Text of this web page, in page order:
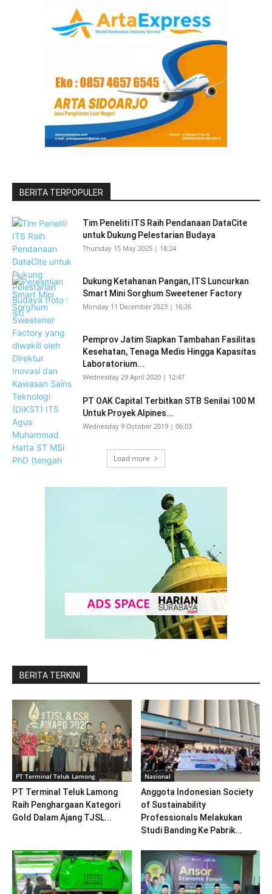
BERITA TERPOPULER
Tim Peneliti ITS Raih Pendanaan DataCite
untuk Dukung Pelestarian Budaya
Thursday 15 May 2025 | 18:24
Dukung Ketahanan Pangan, ITS Luncurkan
Smart Mini Sorghum Sweetener Factory
Monday 11 December 2023 | 16:26
Pemprov Jatim Siapkan Tambahan Fasilitas
Kesehatan, Tenaga Medis Hingga Kapasitas
Laboratorium...
Wednesday 29 April 2020 | 12:47
PT OAK Capital Terbitkan STB Senilai 100 M
Untuk Proyek Alpines...
Wednesday 9 October 2019 | 06:03
Load more
BERITA TERKINI
PT Terminal Teluk Lamong
PT Terminal Teluk Lamong
Raih Penghargaan Kategori
Gold Dalam Ajang TJSL...
Nasional
Anggota Indonesian Society
of Sustainability
Professionals Melakukan
Studi Banding Ke Pabrik...